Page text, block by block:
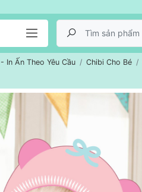
In Ấn Theo Yêu Cầu Chibi Cho Bé